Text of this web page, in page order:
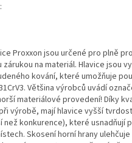
Proxxon jsou určené pro plně
na materiál. Hlavice jsou
kování, které umožňuje
Většina výrobců uvádí
materiálové provedení! Díky
výrobě, mají hlavice vyšší
konkurence), které usnadňují
Skosení horní hrany ulehčuje